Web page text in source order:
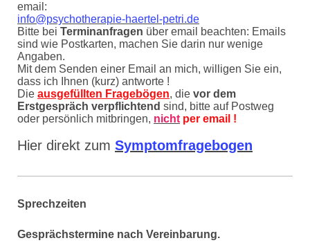
email:
info@psychotherapie-haertel-petri.de
Bitte bei Terminanfragen über email beachten: Emails
sind wie Postkarten, machen Sie darin nur wenige
Angaben.
Mit dem Senden einer Email an mich, willigen Sie ein,
dass ich Ihnen (kurz) antworte !
Die ausgefüllten Fragebögen, die vor dem
Erstgespräch verpflichtend sind, bitte auf Postweg
oder persönlich mitbringen, nicht per email !
Hier direkt zum Symptomfragebogen
Sprechzeiten
Gesprächstermine nach Vereinbarung.